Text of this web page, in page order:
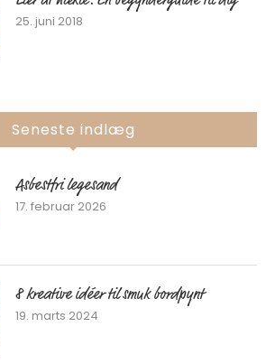
25. juni 2018
Seneste indlæg
Asbestfri legesand
17. februar 2026
8 kreative idéer til smuk bordpynt
19. marts 2024